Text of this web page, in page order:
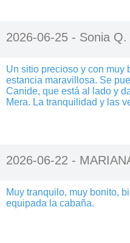
2026-06-25 - Sonia Q.
Un sitio precioso y con muy
estancia maravillosa. Se
Canide, que está al lado y
Mera. La tranquilidad y las
2026-06-22 -
Muy tranquilo, muy bonito,
equipada la cabaña.